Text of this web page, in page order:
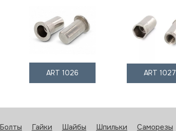
ART 1026 ART 1027
Болты Гайки Шайбы Шпильки Саморезы